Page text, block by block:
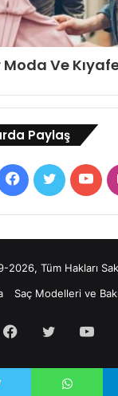
Ve
Paylaş
Facebook
Twitter
2026, Tüm Hakları
Saç Modelleri ve
Facebook
Twitter